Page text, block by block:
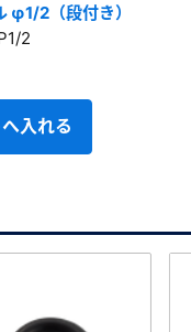
φ1/2（段付き）
2
入れる